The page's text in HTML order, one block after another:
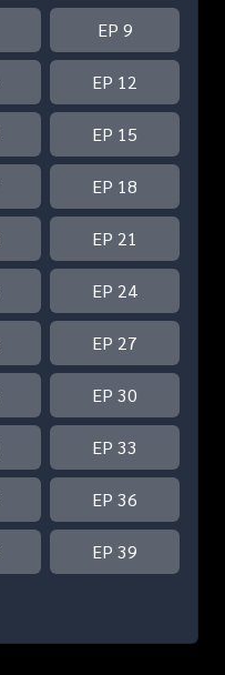
EP 9
EP 12
EP 15
EP 18
EP 21
EP 24
EP 27
EP 30
EP 33
EP 36
EP 39